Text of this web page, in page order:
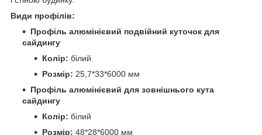
Види профілів:
Профіль алюмінієвий подвійний куточок для
сайдингу
Колір: білий
Розмір: 25,7*33*6000 мм
Профіль алюмінієвий для зовнішнього кута
сайдингу
Колір: білий
Розмір: 48*28*6000 мм